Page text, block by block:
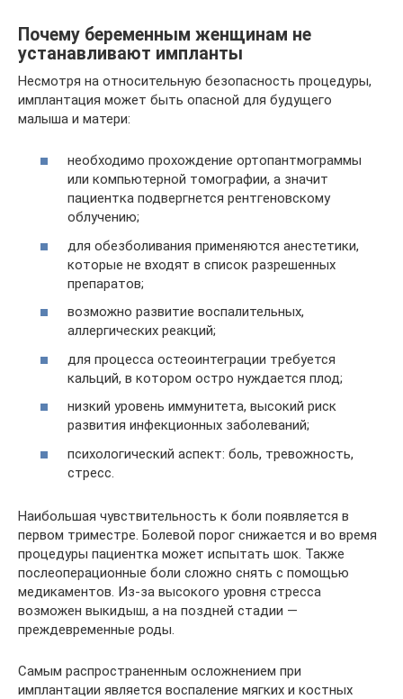
Почему беременным женщинам не
устанавливают импланты
Несмотря на относительную безопасность процедуры,
имплантация может быть опасной для будущего
малыша и матери:
необходимо прохождение ортопантмограммы
или компьютерной томографии, а значит
пациентка подвергнется рентгеновскому
облучению;
для обезболивания применяются анестетики,
которые не входят в список разрешенных
препаратов;
возможно развитие воспалительных,
аллергических реакций;
для процесса остеоинтеграции требуется
кальций, в котором остро нуждается плод;
низкий уровень иммунитета, высокий риск
развития инфекционных заболеваний;
психологический аспект: боль, тревожность,
стресс.
Наибольшая чувствительность к боли появляется в
первом триместре. Болевой порог снижается и во время
процедуры пациентка может испытать шок. Также
послеоперационные боли сложно снять с помощью
медикаментов. Из-за высокого уровня стресса
возможен выкидыш, а на поздней стадии —
преждевременные роды.
Самым распространенным осложнением при
имплантации является воспаление мягких и костных